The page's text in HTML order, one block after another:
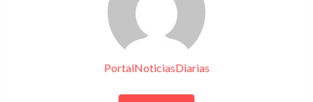
PortalNoticiasDiarias